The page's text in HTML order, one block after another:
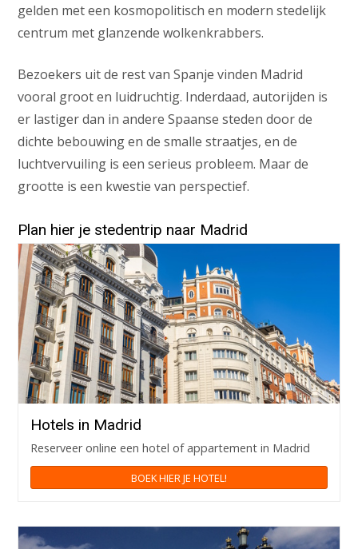
gelden met een kosmopolitisch en modern stedelijk
centrum met glanzende wolkenkrabbers.
Bezoekers uit de rest van Spanje vinden Madrid
vooral groot en luidruchtig. Inderdaad, autorijden is
er lastiger dan in andere Spaanse steden door de
dichte bebouwing en de smalle straatjes, en de
luchtvervuiling is een serieus probleem. Maar de
grootte is een kwestie van perspectief.
Plan hier je stedentrip naar Madrid
Hotels in Madrid
Reserveer online een hotel of appartement in Madrid
BOEK HIER JE HOTEL!